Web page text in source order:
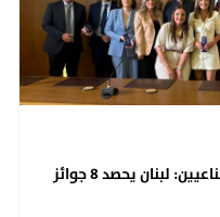
لقاء تكريمي في جمعية الصناعيين: لبنان يحصد 8 جوائز